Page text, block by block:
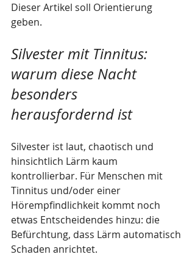
Dieser Artikel soll Orientierung
geben.
Silvester mit Tinnitus:
warum diese Nacht
besonders
herausfordernd ist
Silvester ist laut, chaotisch und
hinsichtlich Lärm kaum
kontrollierbar. Für Menschen mit
Tinnitus und/oder einer
Hörempfindlichkeit kommt noch
etwas Entscheidendes hinzu: die
Befürchtung, dass Lärm automatisch
Schaden anrichtet.